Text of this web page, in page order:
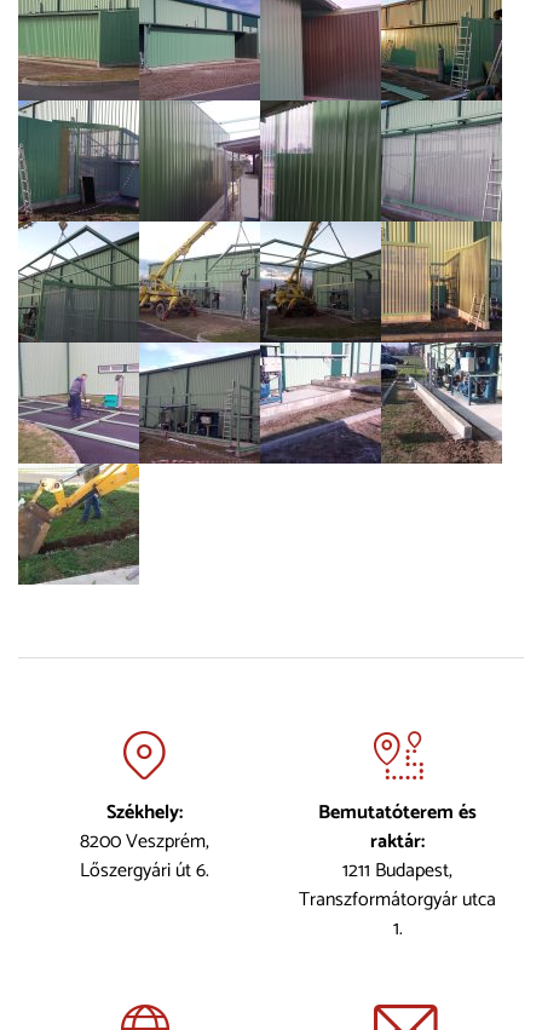
Székhely:
8200 Veszprém,
Lőszergyári út 6.
Bemutatóterem és
raktár:
1211 Budapest,
Transzformátorgyár utca
1.